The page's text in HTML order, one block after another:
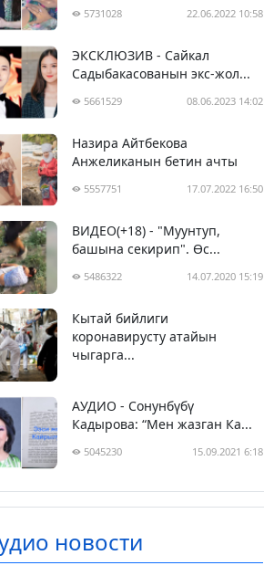
5731028 22.06.2022 10:58
ЭКСКЛЮЗИВ - Сайкал
Садыбакасованын экс-жол...
5661529 08.06.2023 14:02
Назира Айтбекова
Анжеликанын бетин ачты
5557751 17.07.2022 16:50
ВИДЕО(+18) - "Муунтуп,
башына секирип". Өс...
5486322 14.07.2020 15:19
Кытай бийлиги
коронавирусту атайын
чыгарга...
АУДИО - Сонунбүбү
Кадырова: “Мен жазган Ка...
5045230 15.09.2021 6:18
новости